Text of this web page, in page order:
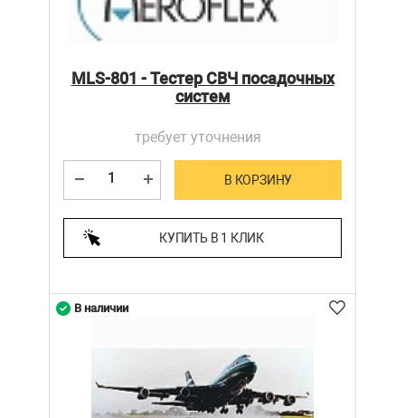
MLS-801 - Тестер СВЧ посадочных
систем
требует уточнения
В КОРЗИНУ
КУПИТЬ В 1 КЛИК
В наличии